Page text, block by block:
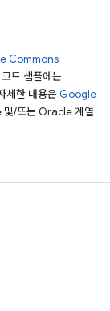
Commons
드 샘플에는
세한 내용은 Google
및/또는 Oracle 계열